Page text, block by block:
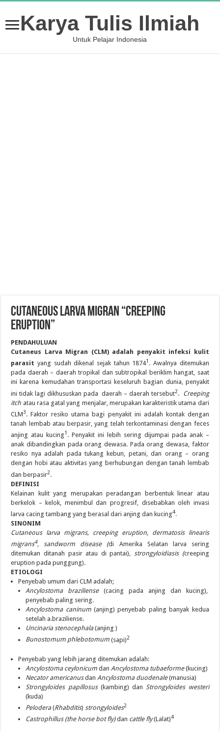
Karya Tulis Ilmiah
Untuk Pelajar Indonesia
CUTANEOUS LARVA MIGRAN “CREEPING
ERUPTION”
PENDAHULUAN
Cutaneus Larva Migran (CLM) adalah penyakit infeksi kulit
parasit yang sudah dikenal sejak tahun 18741 . Awalnya ditemukan
pada daerah – daerah tropikal dan subtropikal beriklim hangat, saat
ini karena kemudahan transportasi keseluruh bagian dunia, penyakit
ini tidak lagi dikhususkan pada daerah – daerah tersebut2. Creeping
itch atau rasa gatal yang menjalar, merupakan karakteristik utama dari
CLM3. Faktor resiko utama bagi penyakit ini adalah kontak dengan
tanah lembab atau berpasir, yang telah terkontaminasi dengan feces
anjing atau kucing1 . Penyakit ini lebih sering dijumpai pada anak –
anak dibandingkan pada orang dewasa. Pada orang dewasa, faktor
resiko nya adalah pada tukang kebun, petani, dan orang – orang
dengan hobi atau aktivitas yang berhubungan dengan tanah lembab
dan berpasir2.
DEFINISI
Kelainan kulit yang merupakan peradangan berbentuk linear atau
berkelok – kelok, menimbul dan progresif, disebabkan oleh invasi
larva cacing tambang yang berasal dari anjing dan kucing4.
SINONIM
Cutaneous larva migrans, creeping eruption, dermatosis linearis
migrans4, sandworm disease (di Amerika Selatan larva sering
ditemukan ditanah pasir atau di pantai), strongyloidiasis (creeping
eruption pada punggung).
ETIOLOGI
Penyebab umum dari CLM adalah;
Ancylostoma braziliense(cacing pada anjing dan kucing),
penyebab paling sering.
Ancylostoma caninum(anjing) penyebab paling banyak kedua
setelah a.braziliense.
Uncinaria stenocephala(anjing )
Bunostomum phlebotomum (sapi)2
Penyebab yang lebih jarang ditemukan adalah:
Ancylostoma ceylonicum danAncylostoma tubaeforme(kucing)
Necator americanusdanAncylostoma duodenale(manusia)
Strongyloides papillosus(kambing) dan Strongyloides westeri
(kuda)
Pelodera(Rhabditis) strongyloides2
Castrophillus (the horse bot fly)dan cattle fly(Lalat)4